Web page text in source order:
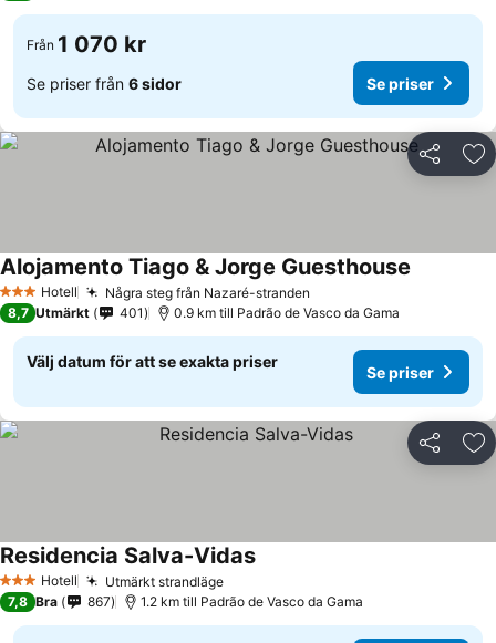
Från 1 070 kr
Se priser från 6 sidor Se priser
Dela
3 StjärnorHotell Några steg från Nazaré-stranden
Alojamento Tiago & Jorge Guesthouse
8,7 Utmärkt 401 0.9 km till Padrão de Vasco da Gama
Välj datum för att se exakta priser
Se priser
Dela
3 StjärnorHotell Utmärkt strandläge
Residencia Salva-Vidas
7,8 Bra 867 1.2 km till Padrão de Vasco da Gama